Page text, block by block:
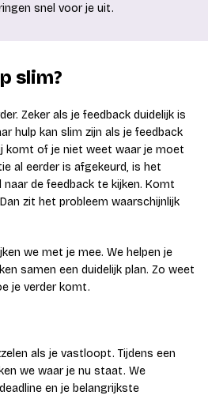
snel voor je uit.
slim?
Zeker als je feedback duidelijk is
hulp kan slim zijn als je feedback
komt of je niet weet waar je moet
al eerder is afgekeurd, is het
de feedback te kijken. Komt
zit het probleem waarschijnlijk
we met je mee. We helpen je
samen een duidelijk plan. Zo weet
je verder komt.
als je vastloopt. Tijdens een
we waar je nu staat. We
en je belangrijkste